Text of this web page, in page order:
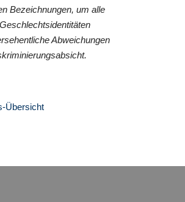
Bezeichnungen, um alle
Abweichungen
Übersicht